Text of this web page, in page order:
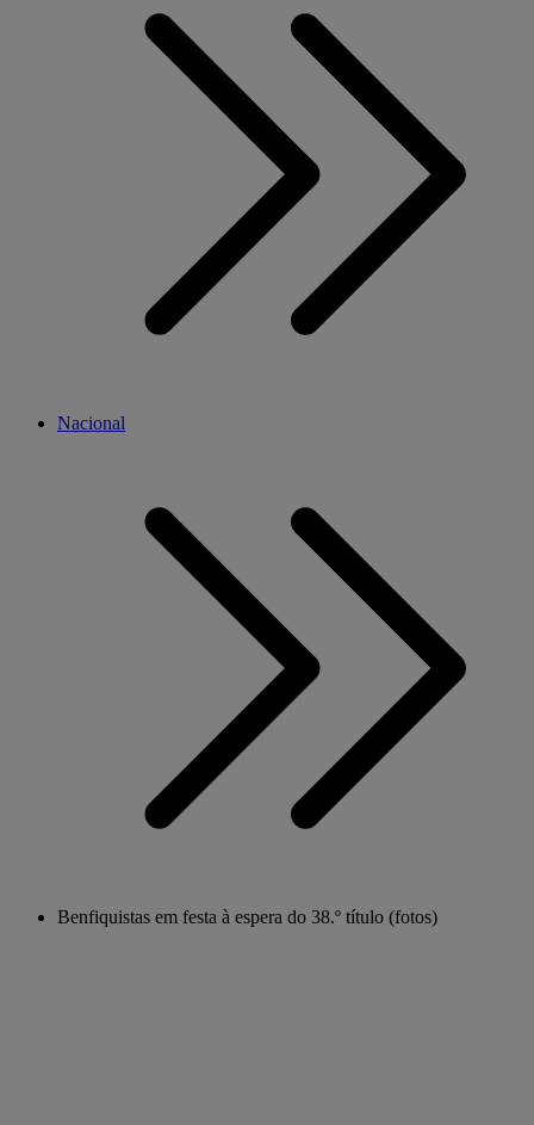
Nacional
Benfiquistas em festa à espera do 38.º título (fotos)